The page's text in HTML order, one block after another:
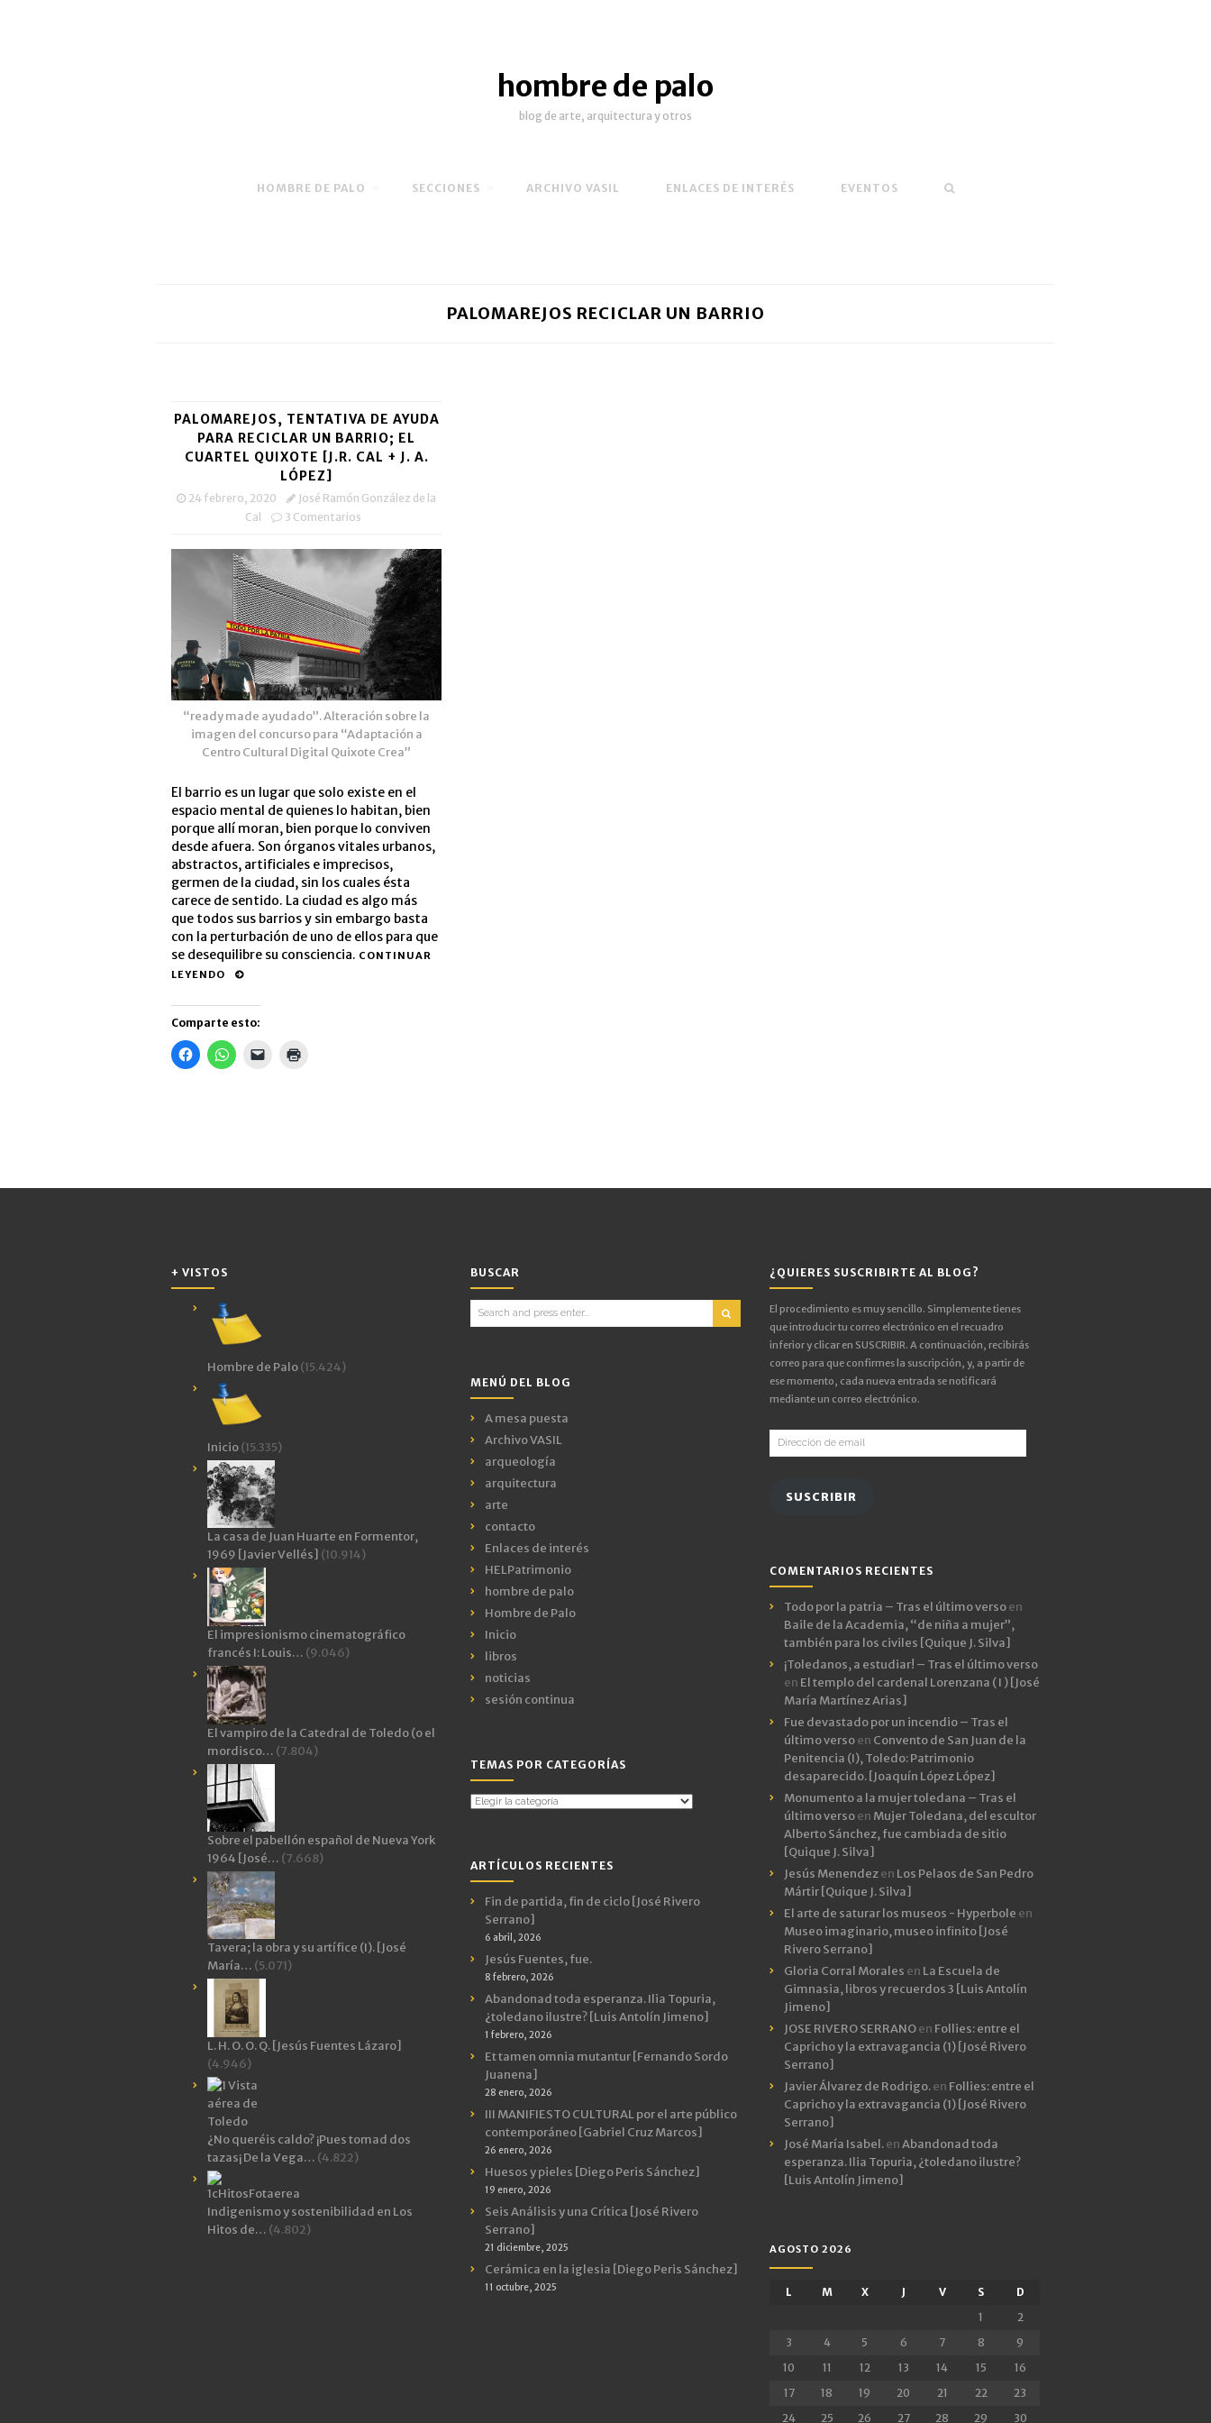
hombre de palo
blog de arte, arquitectura y otros
HOMBRE DE PALO SECCIONES ARCHIVO VASIL ENLACES DE INTERÉS EVENTOS
PALOMAREJOS RECICLAR UN BARRIO
PALOMAREJOS, TENTATIVA DE AYUDA
PARA RECICLAR UN BARRIO; EL
CUARTEL QUIXOTE [J.R. CAL + J. A.
LÓPEZ]
24 febrero, 2020
José Ramón González de la
Cal
3 Comentarios
“ready made ayudado”. Alteración sobre la
imagen del concurso para “Adaptación a
Centro Cultural Digital Quixote Crea”
El barrio es un lugar que solo existe en el
espacio mental de quienes lo habitan, bien
porque allí moran, bien porque lo conviven
desde afuera. Son órganos vitales urbanos,
abstractos, artificiales e imprecisos,
germen de la ciudad, sin los cuales ésta
carece de sentido. La ciudad es algo más
que todos sus barrios y sin embargo basta
con la perturbación de uno de ellos para que
se desequilibre su consciencia. CONTINUAR
LEYENDO
Comparte esto:
Haz
clic
Haz
clic
(Se
+ VISTOS
Hombre de Palo(15.424)
Inicio(15.335)
La casa de Juan Huarte en Formentor,
1969 [Javier Vellés] (10.914)
El impresionismo cinematográfico
francés I: Louis… (9.046)
El vampiro de la Catedral de Toledo (o el
mordisco… (7.804)
Sobre el pabellón español de Nueva York
1964 [José… (7.668)
Tavera; la obra y su artífice (I). [José
María… (5.071)
L. H. O. O. Q. [Jesús Fuentes Lázaro]
(4.946)
¿No queréis caldo? ¡Pues tomad dos
tazas¡ De la Vega… (4.822)
Indigenismo y sostenibilidad en Los
Hitos de… (4.802)
BUSCAR
Search
for:
MENÚ DEL BLOG
A mesa puesta
Archivo VASIL
arqueología
arquitectura
arte
contacto
Enlaces de interés
HELPatrimonio
hombre de palo
Hombre de Palo
Inicio
libros
noticias
sesión continua
TEMAS POR CATEGORÍAS
Temas
ARTÍCULOS RECIENTES
Fin de partida, fin de ciclo [José Rivero
Serrano]
6 abril, 2026
Jesús Fuentes, fue.
8 febrero, 2026
Abandonad toda esperanza. Ilia Topuria,
¿toledano ilustre? [Luis Antolín Jimeno]
1 febrero, 2026
Et tamen omnia mutantur [Fernando Sordo
Juanena]
28 enero, 2026
III MANIFIESTO CULTURAL por el arte público
contemporáneo [Gabriel Cruz Marcos]
26 enero, 2026
Huesos y pieles [Diego Peris Sánchez]
19 enero, 2026
Seis Análisis y una Crítica [José Rivero
Serrano]
21 diciembre, 2025
Cerámica en la iglesia [Diego Peris Sánchez]
11 octubre, 2025
¿QUIERES SUSCRIBIRTE AL BLOG?
El procedimiento es muy sencillo. Simplemente tienes
que introducir tu correo electrónico en el recuadro
inferior y clicar en SUSCRIBIR. A continuación, recibirás
correo para que confirmes la suscripción, y, a partir de
ese momento, cada nueva entrada se notificará
mediante un correo electrónico.
Dirección
de
SUSCRIBIR
COMENTARIOS RECIENTES
Todo por la patria – Tras el último versoen
Baile de la Academia, “de niña a mujer”,
también para los civiles [Quique J. Silva]
¡Toledanos, a estudiar! – Tras el último verso
en El templo del cardenal Lorenzana ( I ) [José
María Martínez Arias]
Fue devastado por un incendio – Tras el
último versoen Convento de San Juan de la
Penitencia (I), Toledo: Patrimonio
desaparecido. [Joaquín López López]
Monumento a la mujer toledana – Tras el
último versoen Mujer Toledana, del escultor
Alberto Sánchez, fue cambiada de sitio
[Quique J. Silva]
Jesús Menendezen Los Pelaos de San Pedro
Mártir [Quique J. Silva]
El arte de saturar los museos - Hyperbole en
Museo imaginario, museo infinito [José
Rivero Serrano]
Gloria Corral Morales en La Escuela de
Gimnasia, libros y recuerdos 3 [Luis Antolín
Jimeno]
JOSE RIVERO SERRANOen Follies: entre el
Capricho y la extravagancia (1) [José Rivero
Serrano]
Javier Álvarez de Rodrigo.en Follies: entre el
Capricho y la extravagancia (1) [José Rivero
Serrano]
José María Isabel.enAbandonad toda
esperanza. Ilia Topuria, ¿toledano ilustre?
[Luis Antolín Jimeno]
AGOSTO 2026
L M X J V S
D
1
2
3
4 5 6 7 8
9
10
11 12 13 14 15
16
17
18 19 20 21 22
23
24
25 26 27 28 29
30